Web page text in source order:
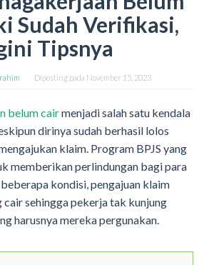
Sudah Verifikasi,
Tipsnya
Diposting pada November 15, 2023
belum cairmenjadi salah satu kendala
dirinya sudah berhasil lolos
klaim. Program BPJS yang
memberikan perlindungan bagi para
kondisi, pengajuan klaim
cair sehingga pekerja tak kunjung
harusnya mereka pergunakan.